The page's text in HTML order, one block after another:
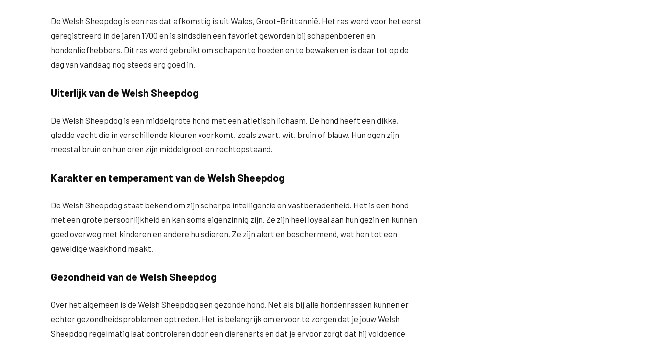
De Welsh Sheepdog is een ras dat afkomstig is uit Wales, Groot-Brittannië. Het ras werd voor het eerst
geregistreerd in de jaren 1700 en is sindsdien een favoriet geworden bij schapenboeren en
hondenliefhebbers. Dit ras werd gebruikt om schapen te hoeden en te bewaken en is daar tot op de
dag van vandaag nog steeds erg goed in.
Uiterlijk van de Welsh Sheepdog
De Welsh Sheepdog is een middelgrote hond met een atletisch lichaam. De hond heeft een dikke,
gladde vacht die in verschillende kleuren voorkomt, zoals zwart, wit, bruin of blauw. Hun ogen zijn
meestal bruin en hun oren zijn middelgroot en rechtopstaand.
Karakter en temperament van de Welsh Sheepdog
De Welsh Sheepdog staat bekend om zijn scherpe intelligentie en vastberadenheid. Het is een hond
met een grote persoonlijkheid en kan soms eigenzinnig zijn. Ze zijn heel loyaal aan hun gezin en kunnen
goed overweg met kinderen en andere huisdieren. Ze zijn alert en beschermend, wat hen tot een
geweldige waakhond maakt.
Gezondheid van de Welsh Sheepdog
Over het algemeen is de Welsh Sheepdog een gezonde hond. Net als bij alle hondenrassen kunnen er
echter gezondheidsproblemen optreden. Het is belangrijk om ervoor te zorgen dat je jouw Welsh
Sheepdog regelmatig laat controleren door een dierenarts en dat je ervoor zorgt dat hij voldoende